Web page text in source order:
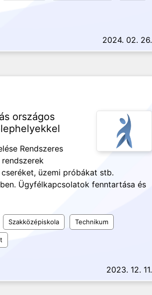
2024. 02. 26.
országos
Rendszeres
üzemi próbákat stb.
Ügyfélkapcsolatok fenntartása és
Szakközépiskola Technikum
2023. 12. 11.